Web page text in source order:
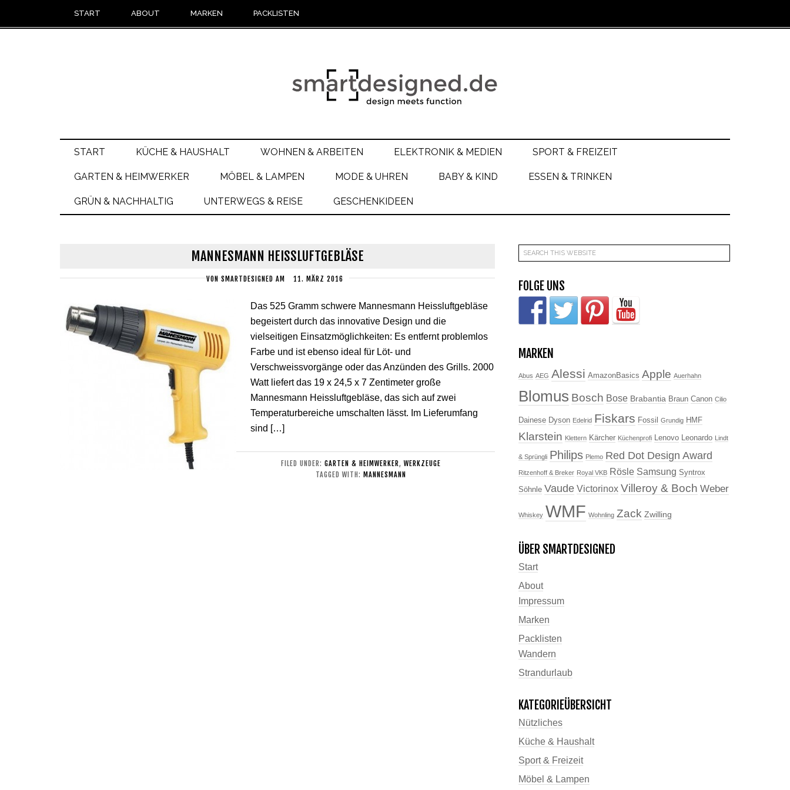
START ABOUT MARKEN PACKLISTEN
START KÜCHE & HAUSHALT WOHNEN & ARBEITEN ELEKTRONIK & MEDIEN SPORT & FREIZEIT
GARTEN & HEIMWERKER MÖBEL & LAMPEN MODE & UHREN BABY & KIND ESSEN & TRINKEN
GRÜN & NACHHALTIG UNTERWEGS & REISE GESCHENKIDEEN
MANNESMANN HEISSLUFTGEBLÄSE
VON SMARTDESIGNED AM 11. MÄRZ 2016
Das 525 Gramm schwere Mannesmann Heissluftgebläse
begeistert durch das innovative Design und die
vielseitigen Einsatzmöglichkeiten: Es entfernt problemlos
Farbe und ist ebenso ideal für Löt- und
Verschweissvorgänge oder das Anzünden des Grills. 2000
Watt liefert das 19 x 24,5 x 7 Zentimeter große
Mannesmann Heissluftgebläse, das sich auf zwei
Temperaturbereiche umschalten lässt. Im Lieferumfang
sind […]
FILED UNDER: GARTEN & HEIMWERKER, WERKZEUGE
TAGGED WITH: MANNESMANN
FOLGE UNS
MARKEN
Abus AEG Alessi AmazonBasics Apple Auerhahn
Blomus Bosch Bose Brabantia Braun Canon Cilio
Dainese Dyson Edelrid Fiskars Fossil Grundig HMF
Klarstein Klettern Kärcher Küchenprofi Lenovo Leonardo Lindt
& Sprüngli Philips Plemo Red Dot Design Award
Ritzenhoff & Breker Royal VKB Rösle Samsung Syntrox
Söhnle Vaude Victorinox Villeroy & Boch Weber
Whiskey WMF Wohnling Zack Zwilling
ÜBER SMARTDESIGNED
Start
About
Impressum
Marken
Packlisten
Wandern
Strandurlaub
KATEGORIEÜBERSICHT
Nützliches
Küche & Haushalt
Sport & Freizeit
Möbel & Lampen